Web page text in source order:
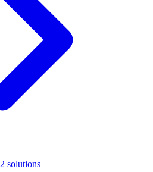
2 solutions